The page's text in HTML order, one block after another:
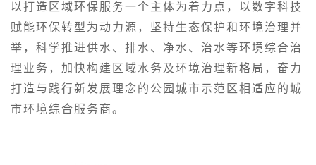
以打造区域环保服务一个主体为着力点，以数字科技
赋能环保转型为动力源，坚持生态保护和环境治理并
举，科学推进供水、排水、净水、治水等环境综合治
理业务，加快构建区域水务及环境治理新格局，奋力
打造与践行新发展理念的公园城市示范区相适应的城
市环境综合服务商。